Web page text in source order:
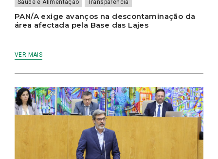
Saúde e Alimentação
Transparência
PAN/A exige avanços na descontaminação da
área afectada pela Base das Lajes
VER MAIS